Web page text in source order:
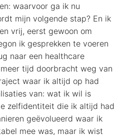
waarvoor ga ik nu
mijn volgende stap? En ik
vrij, eerst gewoon om
ik gesprekken te voeren
naar een healthcare
tijd doorbracht weg van
waar ik altijd op had
van: wat ik wil is
zelfidentiteit die ik altijd had
geëvolueerd waar ik
mee was, maar ik wist